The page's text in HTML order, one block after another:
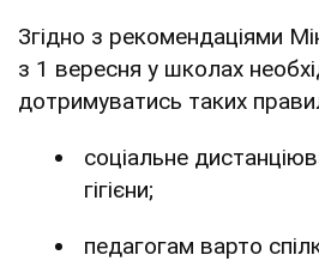
Згідно з рекомендаціями
з 1 вересня у школах
дотримуватись таких
соціальне
гігієни;
педагогам варто